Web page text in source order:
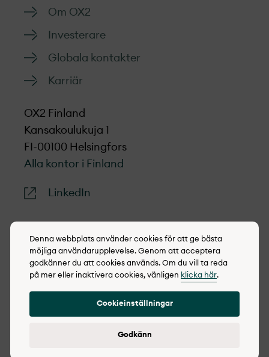
Om OX2
Investerare
Globala kontakter
Karriär
OX2 Finland
Kansakoulukuja 1
FI-00100 Helsingfors
Alla kontor i Finland
LinkedIn
© 2022-2026 OX2
Cookie policy
Integritetspolicy
Denna webbplats använder cookies för att ge bästa
möjliga användarupplevelse. Genom att acceptera
godkänner du att cookies används. Om du vill ta reda
på mer eller inaktivera cookies, vänligen klicka här.
Cookieinställningar
Godkänn